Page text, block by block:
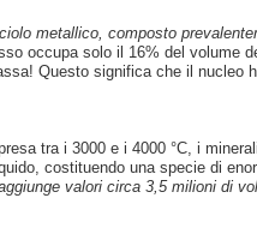
metallico, composto
occupa solo il 16% del volume
Questo significa che il nucleo
tra i 3000 e i 4000 °C, i
costituendo una specie di
valori circa 3,5 milioni di